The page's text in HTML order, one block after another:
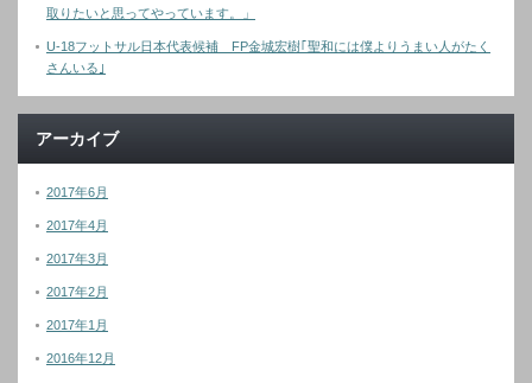
取りたいと思ってやっています。」
U-18フットサル日本代表候補 FP金城宏樹｢聖和には僕よりうまい人がたく
さんいる｣
アーカイブ
2017年6月
2017年4月
2017年3月
2017年2月
2017年1月
2016年12月